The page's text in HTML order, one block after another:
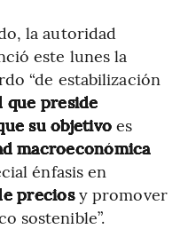
la autoridad
este lunes la
“de estabilización
que preside
su objetivoes
macroeconómica
énfasis en
preciosy promover
sostenible”.